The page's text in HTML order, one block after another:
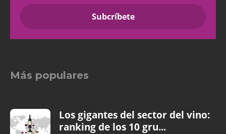
Más populares
Los gigantes del sector del vino:
ranking de los 10 gru...